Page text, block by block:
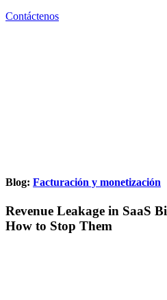
Contáctenos
Blog: Facturación y monetización
Revenue Leakage in SaaS
How to Stop Them